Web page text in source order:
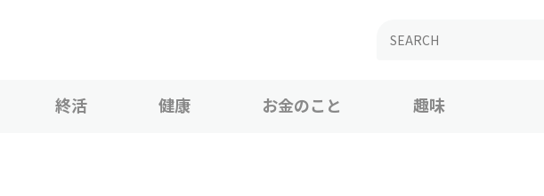
終活 健康 お金のこと 趣味